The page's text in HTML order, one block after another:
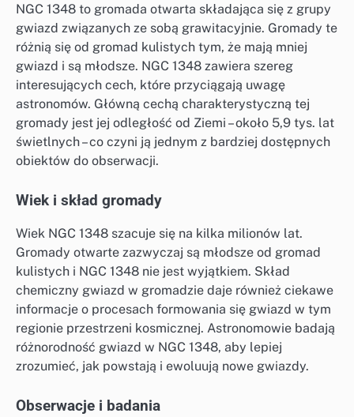
NGC 1348 to gromada otwarta składająca się z grupy
gwiazd związanych ze sobą grawitacyjnie. Gromady te
różnią się od gromad kulistych tym, że mają mniej
gwiazd i są młodsze. NGC 1348 zawiera szereg
interesujących cech, które przyciągają uwagę
astronomów. Główną cechą charakterystyczną tej
gromady jest jej odległość od Ziemi – około 5,9 tys. lat
świetlnych – co czyni ją jednym z bardziej dostępnych
obiektów do obserwacji.
Wiek i skład gromady
Wiek NGC 1348 szacuje się na kilka milionów lat.
Gromady otwarte zazwyczaj są młodsze od gromad
kulistych i NGC 1348 nie jest wyjątkiem. Skład
chemiczny gwiazd w gromadzie daje również ciekawe
informacje o procesach formowania się gwiazd w tym
regionie przestrzeni kosmicznej. Astronomowie badają
różnorodność gwiazd w NGC 1348, aby lepiej
zrozumieć, jak powstają i ewoluują nowe gwiazdy.
Obserwacje i badania